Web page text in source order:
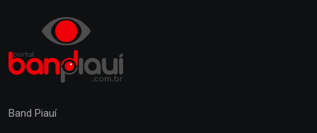
Band Piauí